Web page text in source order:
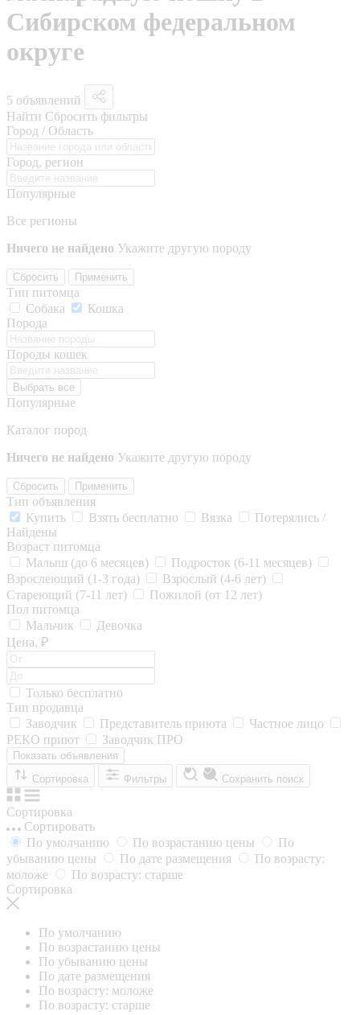
Сибирском федеральном
округе
5 объявлений
Найти Сбросить фильтры
Город / Область
Город, регион
Популярные
Все регионы
Ничего не найдено Укажите другую породу
Сбросить Применить
Тип питомца
Собака
Кошка
Порода
Породы кошек
Выбрать все
Популярные
Каталог пород
Ничего не найдено Укажите другую породу
Сбросить Применить
Тип объявления
Купить
Взять бесплатно Вязка
Потерялись /
Найдены
Возраст питомца
Малыш (до 6 месяцев)
Подросток (6-11 месяцев)
Взрослеющий (1-3 года)
Взрослый (4-6 лет)
Стареющий (7-11 лет)
Пожилой (от 12 лет)
Пол питомца
Мальчик
Девочка
Цена, ₽
Только бесплатно
Тип продавца
Заводчик
Представитель приюта
Частное лицо
РЕКО приют
Заводчик ПРО
Показать объявления
Сортировка
Фильтры Сохранить поиск
Сортировка
Сортировать
По умолчанию
По возрастанию цены
По
убыванию цены
По дате размещения
По возрасту:
моложе
По возрасту: старше
Сортировка
По умолчанию
По возрастанию цены
По убыванию цены
По дате размещения
По возрасту: моложе
По возрасту: старше